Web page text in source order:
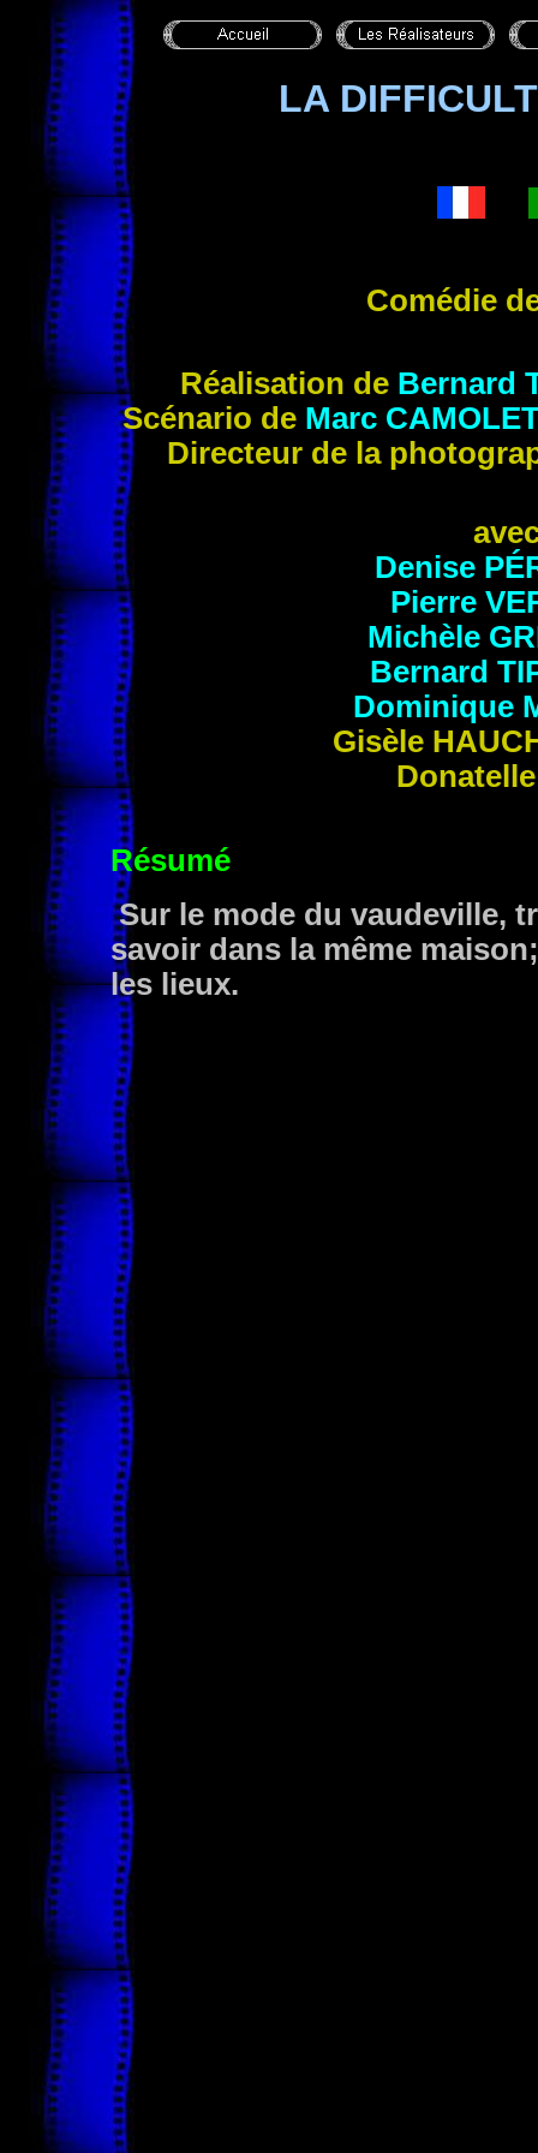
LA
Comédie
Réalisation de Bernard
Scénario de Marc
Directeur de la
Denise
Pierre
Michèle
Bernard
Dominique
Gisèle
Résumé
Sur le mode du vaudeville,
savoir dans la même
les lieux.